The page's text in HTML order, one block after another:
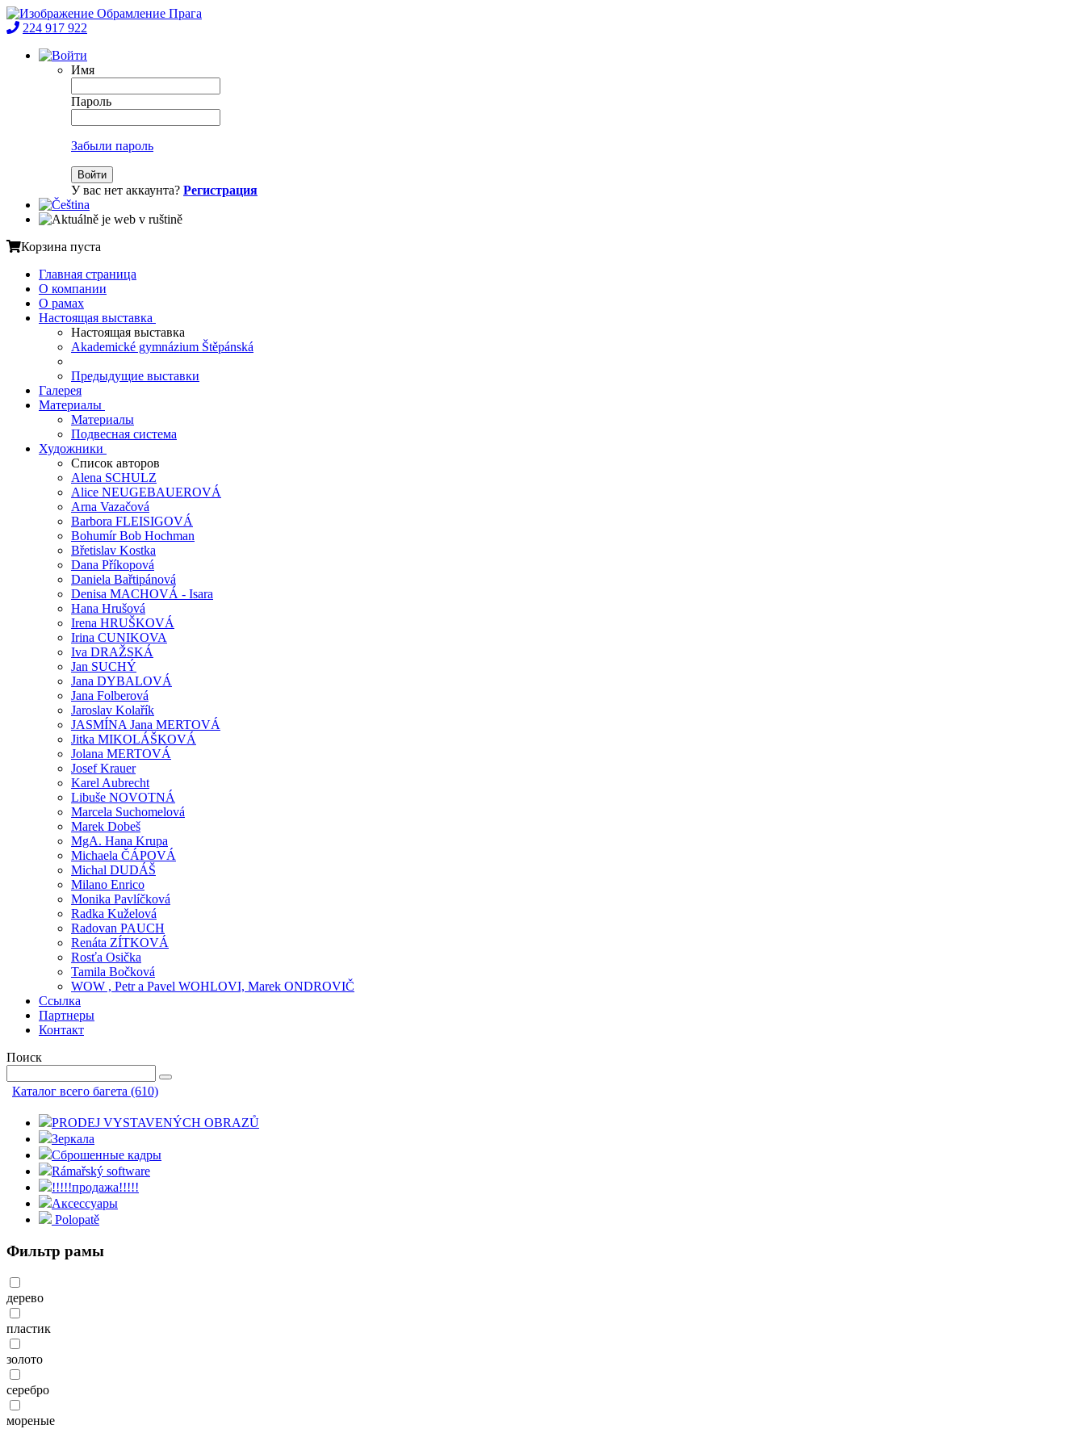
224 917 922
Имя
Пароль
Забыли пароль
Войти
У вас нет аккаунта? Регистрация
Корзина пуста
Главная страница
О компании
О рамах
Настоящая выставка
Настоящая выставка
Akademické gymnázium Štěpánská
Предыдущие выставки
Галерея
Материалы
Материалы
Подвесная система
Художники
Список авторов
Alena SCHULZ
Alice NEUGEBAUEROVÁ
Arna Vazačová
Barbora FLEISIGOVÁ
Bohumír Bob Hochman
Břetislav Kostka
Dana Příkopová
Daniela Bařtipánová
Denisa MACHOVÁ - Isara
Hana Hrušová
Irena HRUŠKOVÁ
Irina CUNIKOVA
Iva DRAŽSKÁ
Jan SUCHÝ
Jana DYBALOVÁ
Jana Folberová
Jaroslav Kolařík
JASMÍNA Jana MERTOVÁ
Jitka MIKOLÁŠKOVÁ
Jolana MERTOVÁ
Josef Krauer
Karel Aubrecht
Libuše NOVOTNÁ
Marcela Suchomelová
Marek Dobeš
MgA. Hana Krupa
Michaela ČÁPOVÁ
Michal DUDÁŠ
Milano Enrico
Monika Pavlíčková
Radka Kuželová
Radovan PAUCH
Renáta ZÍTKOVÁ
Rosťa Osička
Tamila Bočková
WOW , Petr a Pavel WOHLOVI, Marek ONDROVIČ
Ссылка
Партнеры
Контакт
Поиск
Каталог всего багета (610)
PRODEJ VYSTAVENÝCH OBRAZŮ
Зеркала
Сброшенные кадры
Rámařský software
!!!!!продажа!!!!!
Aксессуары
Polopatě
Фильтр рамы
дерево
пластик
золото
серебро
мореные